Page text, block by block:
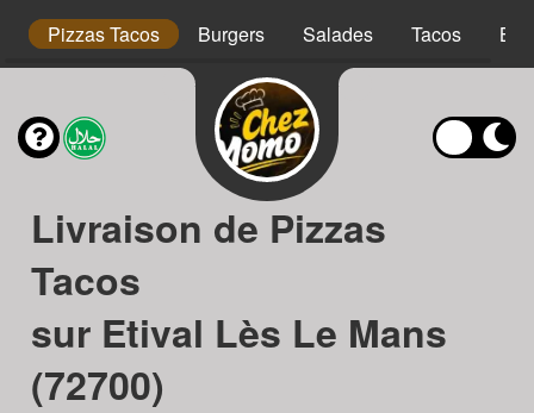
Pizzas Tacos Burgers Salades Tacos
Livraison de Pizzas
Tacos
sur Etival Lès Le Mans
(72700)